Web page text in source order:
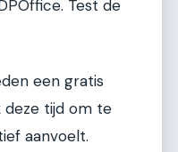
Test de
een gratis
deze tijd om te
aanvoelt.